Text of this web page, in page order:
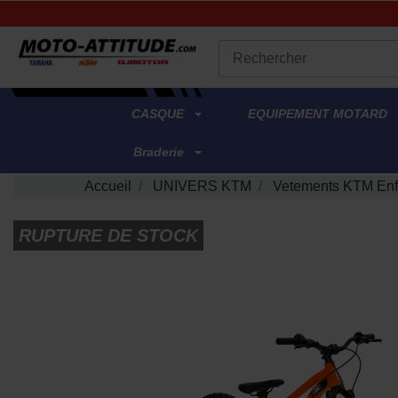
.
CASQUE EQUIPEMENT MOTARD
Braderie
Accueil UNIVERS KTM Vetements KTM
RUPTURE DE STOCK